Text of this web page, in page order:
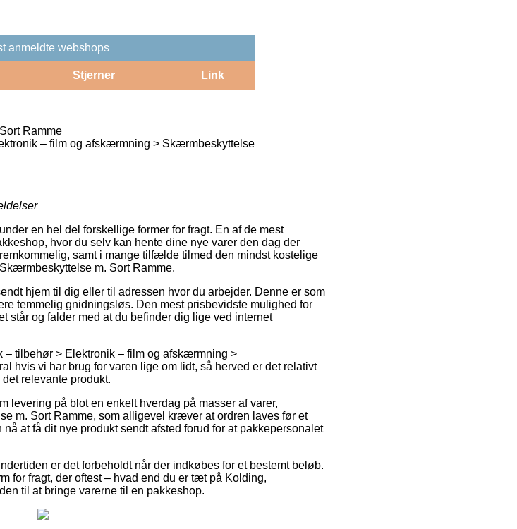
anmeldte webshops
Stjerner Link
Ramme
– film og afskærmning > Skærmbeskyttelse
en hel del forskellige former for fragt. En af de mest
hvor du selv kan hente dine nye varer den dag der
samt i mange tilfælde tilmed den mindst kostelige
m. Sort Ramme.
hjem til dig eller til adressen hvor du arbejder. Denne er som
temmelig gnidningsløs. Den mest prisbevidste mulighed for
står og falder med at du befinder dig lige ved internet
– tilbehør > Elektronik – film og afskærmning >
hvis vi har brug for varen lige om lidt, så herved er det relativt
relevante produkt.
levering på blot en enkelt hverdag på masser af varer,
m. Sort Ramme, som alligevel kræver at ordren laves før et
at få dit nye produkt sendt afsted forud for at pakkepersonalet
er det forbeholdt når der indkøbes for et bestemt beløb.
for fragt, der oftest – hvad end du er tæt på Kolding,
til at bringe varerne til en pakkeshop.